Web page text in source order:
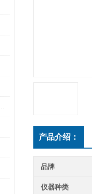
产品介绍：
品牌
仪器种类